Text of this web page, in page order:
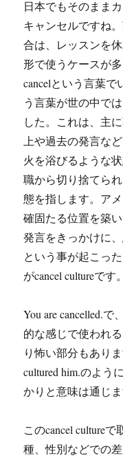
日本でもそのまま
キャンセルですね
合は、レッスンを休
形で使うケースが
cancelという言葉で
う言葉が世の中で
した。これは、主
上や過去の発言な
火を浴びるような
職から切り捨てら
態を指します。ア
確固たる位置を築
発言をきっかけに
という事が起こっ
がcancel cultureです。
You are cancelled.
的な感じで使われ
り怖い部分もあり
cultured him.のよう
かりと意味は通じま
このcancel culture
種、性別などでの